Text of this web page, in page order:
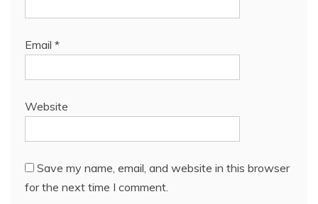
Email *
Website
Save my name, email, and website in this browser
for the next time I comment.